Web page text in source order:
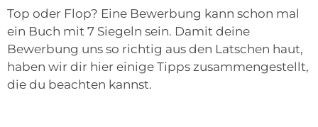
Top oder Flop? Eine Bewerbung kann schon mal
ein Buch mit 7 Siegeln sein. Damit deine
Bewerbung uns so richtig aus den Latschen haut,
haben wir dir hier einige Tipps zusammengestellt,
die du beachten kannst.